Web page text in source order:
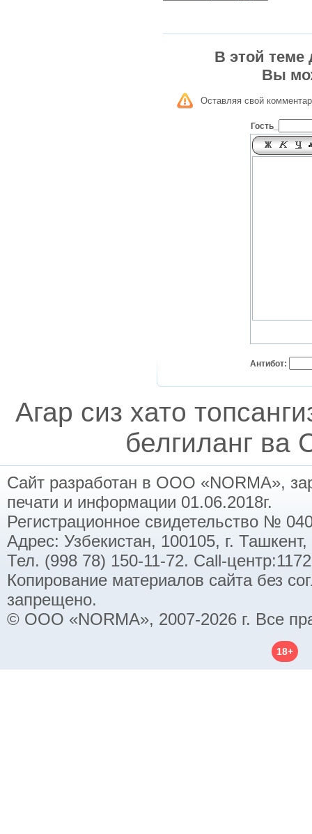
В этой теме
Вы
Оставляя свой
Гость_
Антибот:
Агар сиз хато
белгиланг ва
Сайт разработан в ООО «NORMA»,
печати и информации 01.06.2018г.
Регистрационное свидетельство №
Адрес: Узбекистан, 100105, г.
Тел. (998 78) 150-11-72. Call-
Копирование материалов сайта без
запрещено.
© ООО «NORMA», 2007-2026 г. Все
18+